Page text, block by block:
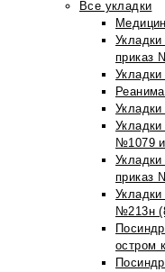
Все укладки
приказ
№1079
приказ
№213н
остром